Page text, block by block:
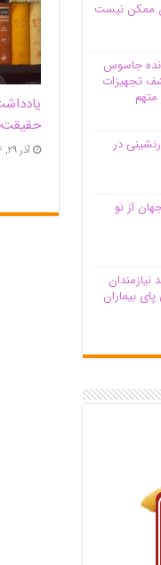
آذر ۲۹, ۱۴۰۴
ممکن نیست
جاسوس
تجهیزات
‌18 آذرماه/صدرنشینی در
از نو
بیماران